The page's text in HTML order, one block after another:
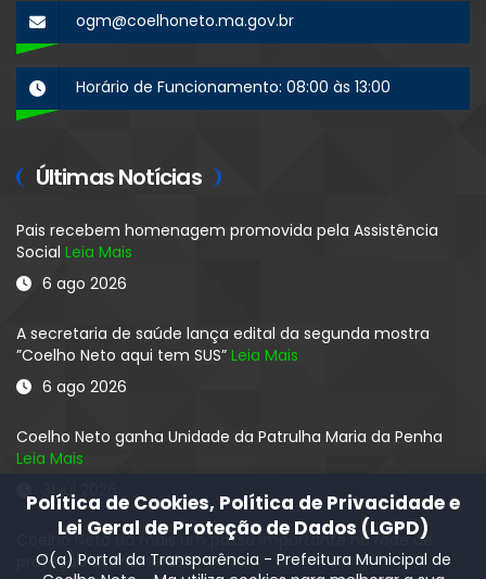
ogm@coelhoneto.ma.gov.br
Horário de Funcionamento: 08:00 às 13:00
Últimas Notícias
Pais recebem homenagem promovida pela Assistência
Social Leia Mais
6 ago 2026
A secretaria de saúde lança edital da segunda mostra
”Coelho Neto aqui tem SUS” Leia Mais
6 ago 2026
Coelho Neto ganha Unidade da Patrulha Maria da Penha
Leia Mais
31 jul 2026
Coelho Neto dá mais um passo importante na rede de
proteção ás mulheresLeia Mais
Política de Cookies, Política de Privacidade e
Lei Geral de Proteção de Dados (LGPD)
O(a) Portal da Transparência - Prefeitura Municipal de